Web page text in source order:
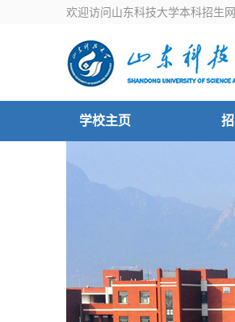
欢迎访问山东科技大学本科招生
学校主页